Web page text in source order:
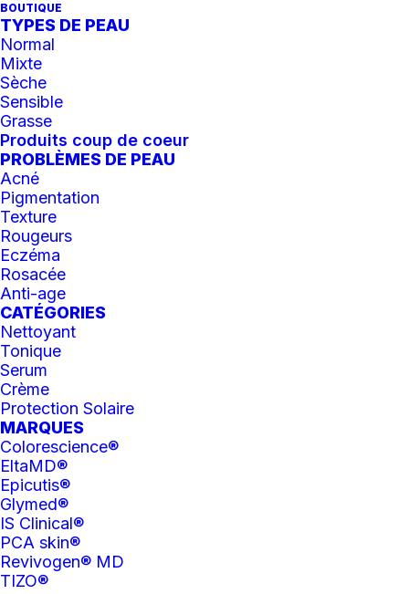
BOUTIQUE
TYPES DE PEAU
Normal
Mixte
Sèche
Sensible
Grasse
Produits coup de coeur
PROBLÈMES DE PEAU
Acné
Pigmentation
Texture
Rougeurs
Eczéma
Rosacée
Anti-age
CATÉGORIES
Nettoyant
Tonique
Serum
Crème
Protection Solaire
MARQUES
Colorescience®
EltaMD®
Epicutis®
Glymed®
IS Clinical®
PCA skin®
Revivogen® MD
TIZO®
BBL BroadBand Light (BBL™) – Épilation